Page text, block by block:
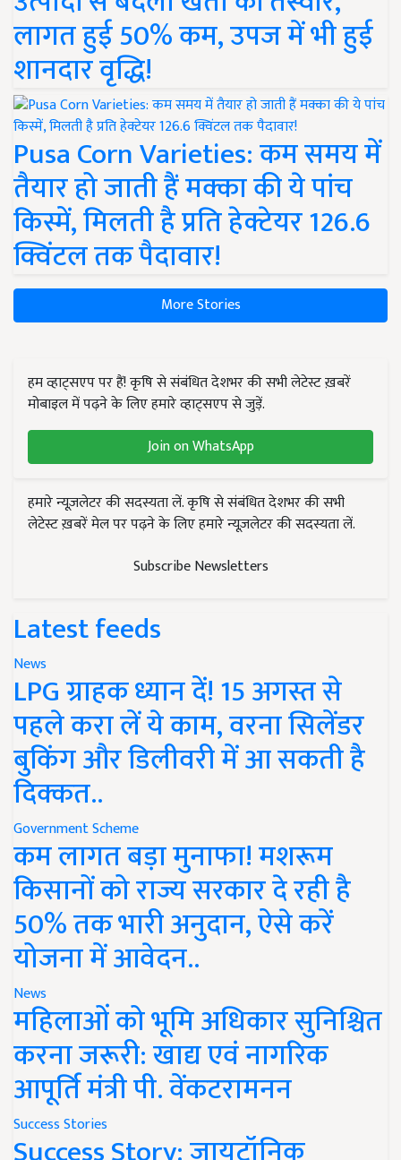
लागत हुई 50% कम, उपज में भी हुई
शानदार वृद्धि!
Pusa Corn Varieties: कम समय में
तैयार हो जाती हैं मक्का की ये पांच
किस्में, मिलती है प्रति हेक्टेयर 126.6
क्विंटल तक पैदावार!
More Stories
हम व्हाट्सएप पर हैं! कृषि से संबंधित देशभर की सभी लेटेस्ट ख़बरें
मोबाइल में पढ़ने के लिए हमारे व्हाट्सएप से जुड़ें.
Join on WhatsApp
हमारे न्यूज़लेटर की सदस्यता लें. कृषि से संबंधित देशभर की सभी
लेटेस्ट ख़बरें मेल पर पढ़ने के लिए हमारे न्यूज़लेटर की सदस्यता लें.
Subscribe Newsletters
Latest feeds
News
LPG ग्राहक ध्यान दें! 15 अगस्त से
पहले करा लें ये काम, वरना सिलेंडर
बुकिंग और डिलीवरी में आ सकती है
दिक्कत..
Government Scheme
कम लागत बड़ा मुनाफा! मशरूम
किसानों को राज्य सरकार दे रही है
50% तक भारी अनुदान, ऐसे करें
योजना में आवेदन..
News
महिलाओं को भूमि अधिकार सुनिश्चित
करना जरूरी: खाद्य एवं नागरिक
आपूर्ति मंत्री पी. वेंकटरामनन
Success Stories